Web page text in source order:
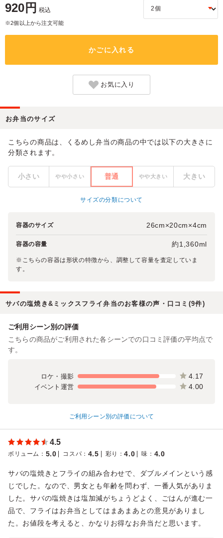
920円 税込
※2個以上から注文可能
かごに入れる
お気に入り
お弁当のサイズ
こちらの商品は、くるめし弁当の商品の中では以下の大きさに
分類されます。
小さい やや小さい 普通 やや大きい 大きい
サイズの分類について
容器のサイズ 26cm×20cm×4cm
容器の容量 約1,360ml
※こちらの容器は形状の特徴から、調整して容量を査定していま
す。
サバの塩焼き&ミックスフライ弁当のお客様の声・口コミ(9件)
ご利用シーン別の評価
こちらの商品がご利用された各シーンでの口コミ評価の平均点で
す。
ロケ・撮影 4.17
イベント運営 4.00
ご利用シーン別の評価について
4.5
ボリューム ： 5.0 コスパ ： 4.5 彩り ：4.0 味 ： 4.0
サバの塩焼きとフライの組み合わせで、ダブルメインという感
じでした。なので、男女とも年齢を問わず、一番人気がありま
した。サバの塩焼きは塩加減がちょうどよく、ごはんが進む一
品で、フライはお弁当としてはまあまあとの意見がありまし
た。お値段を考えると、かなりお得なお弁当だと思います。